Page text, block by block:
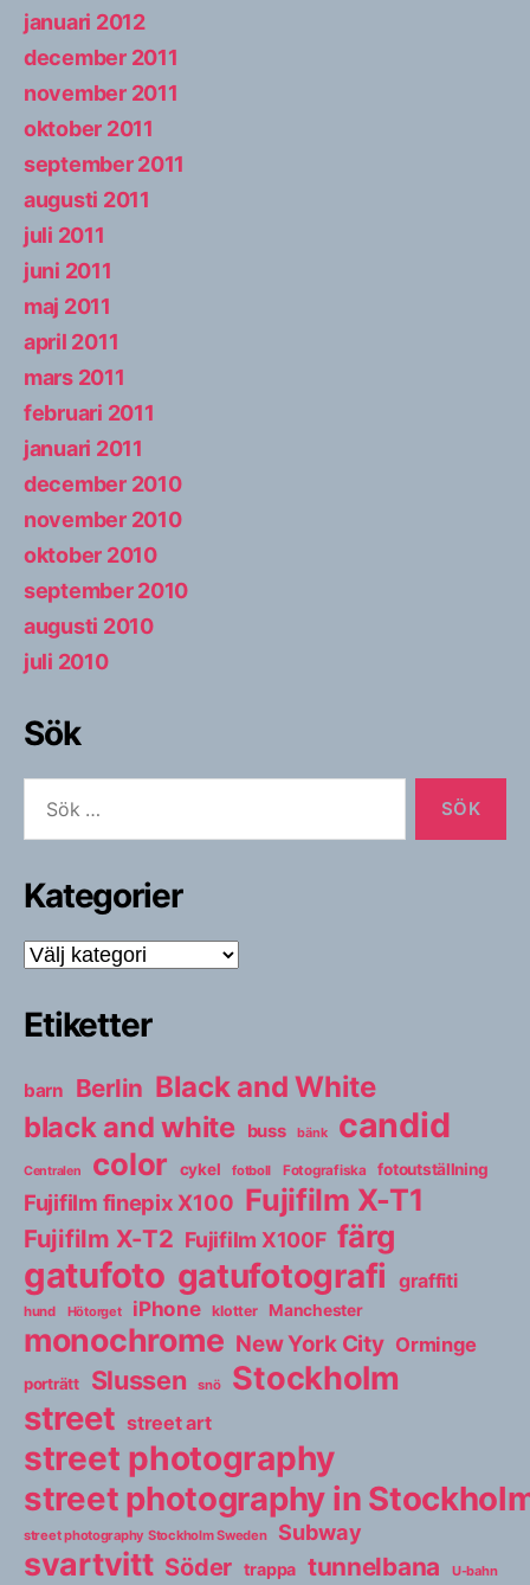
januari 2012
december 2011
november 2011
oktober 2011
september 2011
augusti 2011
juli 2011
juni 2011
maj 2011
april 2011
mars 2011
februari 2011
januari 2011
december 2010
november 2010
oktober 2010
september 2010
augusti 2010
juli 2010
Sök
efter:
Kategorier
Kategorier
Etiketter
barn Berlin Black and White
black and white
buss bänk candid
Centralen color cykel fotboll Fotografiska fotoutställning
Fujifilm finepix X100 Fujifilm X-T1
Fujifilm X-T2 Fujifilm X100F färg
gatufoto gatufotografi graffiti
hund Hötorget iPhone klotter Manchester
monochrome New York City Orminge
porträtt Slussen snö Stockholm
street street art
street photography
street photography in
street photography Stockholm Sweden Subway
svartvitt Söder trappa tunnelbana U-bahn